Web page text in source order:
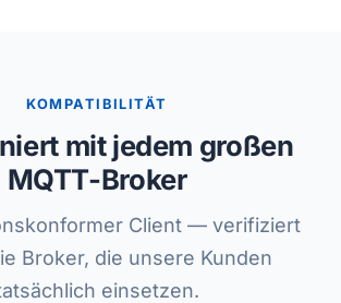
KOMPATIBILITÄT
mit jedem großen
MQTT-Broker
Client — verifiziert
Broker, die unsere Kunden
einsetzen.